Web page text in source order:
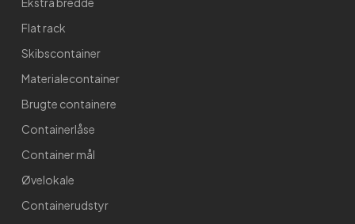
Flat rack
Skibscontainer
Materialecontainer
Brugte containere
Containerlåse
Container mål
Øvelokale
Containerudstyr